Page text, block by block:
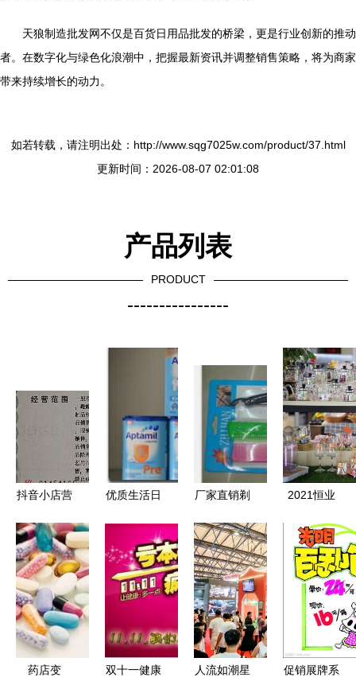
天狼制造批发网不仅是百货日用品批发的桥梁，更是行业创新的推动
者。在数字化与绿色化浪潮中，把握最新资讯并调整销售策略，将为商家
带来持续增长的动力。
如若转载，请注明出处：http://www.sqg7025w.com/product/37.html
更新时间：2026-08-07 02:01:08
产品列表
PRODUCT
----------------
抖音小店营
指南 新手
如何选择经
营范围？
优质生活日
售，省心更
省钱
厂家直销剃
义乌购上的
日用百货新
选择
2021恒业
用品交易会
盛大开幕，
品牌云集共
筑行业新篇
药店变
双十一健康
人流如潮星
促销展牌系